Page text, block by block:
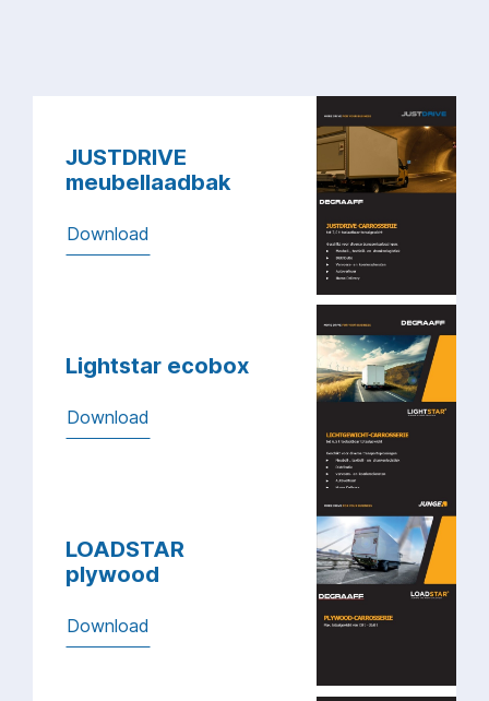
JUSTDRIVE
meubellaadbak
Download
Lightstar ecobox
Download
LOADSTAR
plywood
Download